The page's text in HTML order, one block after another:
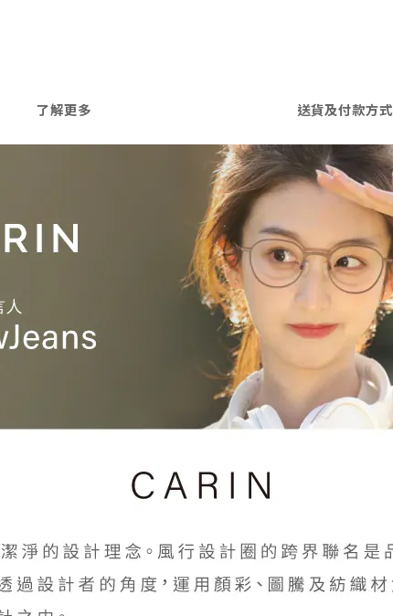
了解更多 送貨及付款方式